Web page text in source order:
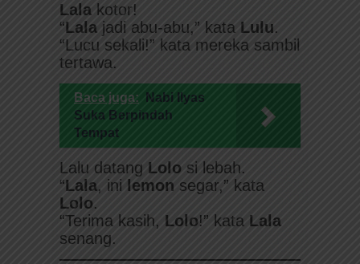
Lala kotor!
“Lala jadi abu-abu,” kata Lulu.
“Lucu sekali!” kata mereka sambil
tertawa.
Baca juga:
Nabi Ilyas
Suka Berpindah
Tempat
Lalu datang Lolo si lebah.
“Lala, ini lemon segar,” kata
Lolo.
“Terima kasih, Lolo!” kata Lala
senang.